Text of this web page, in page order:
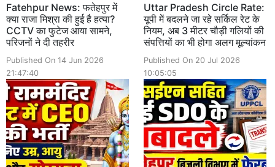
Fatehpur News: फतेहपुर में
क्या राजा मिश्रा की हुई है हत्या?
CCTV का फुटेज आया सामने,
परिजनों ने दी तहरीर
Published On 14 Jun 2026
21:47:40
Uttar Pradesh Circle Rate:
यूपी में बदलने जा रहे सर्किल रेट के
नियम, अब 3 मीटर चौड़ी गलियों की
संपत्तियों का भी होगा अलग मूल्यांकन
Published On 20 Jul 2026
10:05:05